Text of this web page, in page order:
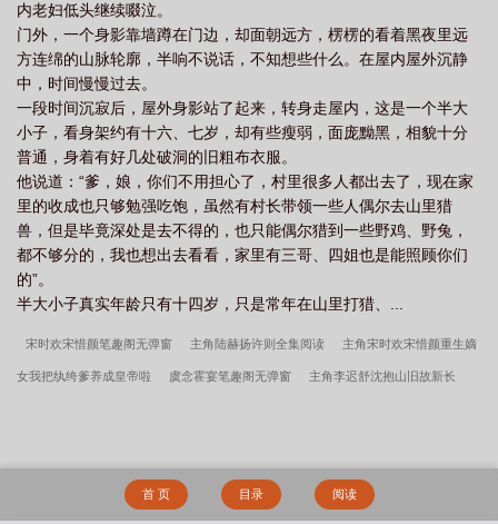
内老妇低头继续啜泣。
门外，一个身影靠墙蹲在门边，却面朝远方，楞楞的看着黑夜里远
方连绵的山脉轮廓，半响不说话，不知想些什么。在屋内屋外沉静
中，时间慢慢过去。
一段时间沉寂后，屋外身影站了起来，转身走屋内，这是一个半大
小子，看身架约有十六、七岁，却有些瘦弱，面庞黝黑，相貌十分
普通，身着有好几处破洞的旧粗布衣服。
他说道：“爹，娘，你们不用担心了，村里很多人都出去了，现在家
里的收成也只够勉强吃饱，虽然有村长带领一些人偶尔去山里猎
兽，但是毕竟深处是去不得的，也只能偶尔猎到一些野鸡、野兔，
都不够分的，我也想出去看看，家里有三哥、四姐也是能照顾你们
的”。
半大小子真实年龄只有十四岁，只是常年在山里打猎、...
宋时欢宋惜颜笔趣阁无弹窗 主角陆赫扬许则全集阅读 主角宋时欢宋惜颜重生嫡
女我把纨绔爹养成皇帝啦 虞念霍宴笔趣阁无弹窗 主角李迟舒沈抱山旧故新长
主角虞念霍宴全集阅读 陆赫扬许则笔趣阁无弹窗
首 页 目录 阅读